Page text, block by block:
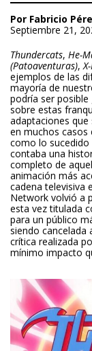
Por Fabricio
Septiembre 21,
Thundercats, He-
(Patoaventuras),
ejemplos de las
mayoría de
podría ser posible
sobre estas
adaptaciones
en muchos casos
como lo sucedido
contaba una
completo de
animación más
cadena televisiva
Network volvió a
esta vez titulada
para un público
siendo cancelada
crítica realizada
mínimo impacto